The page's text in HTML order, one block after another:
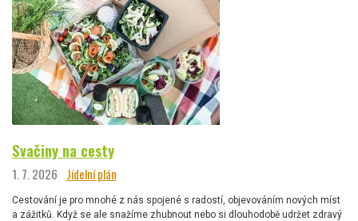
Svačiny na cesty
1. 7. 2026 Jídelní plán
Cestování je pro mnohé z nás spojené s radostí, objevováním nových míst
a zážitků. Když se ale snažíme zhubnout nebo si dlouhodobě udržet zdravý